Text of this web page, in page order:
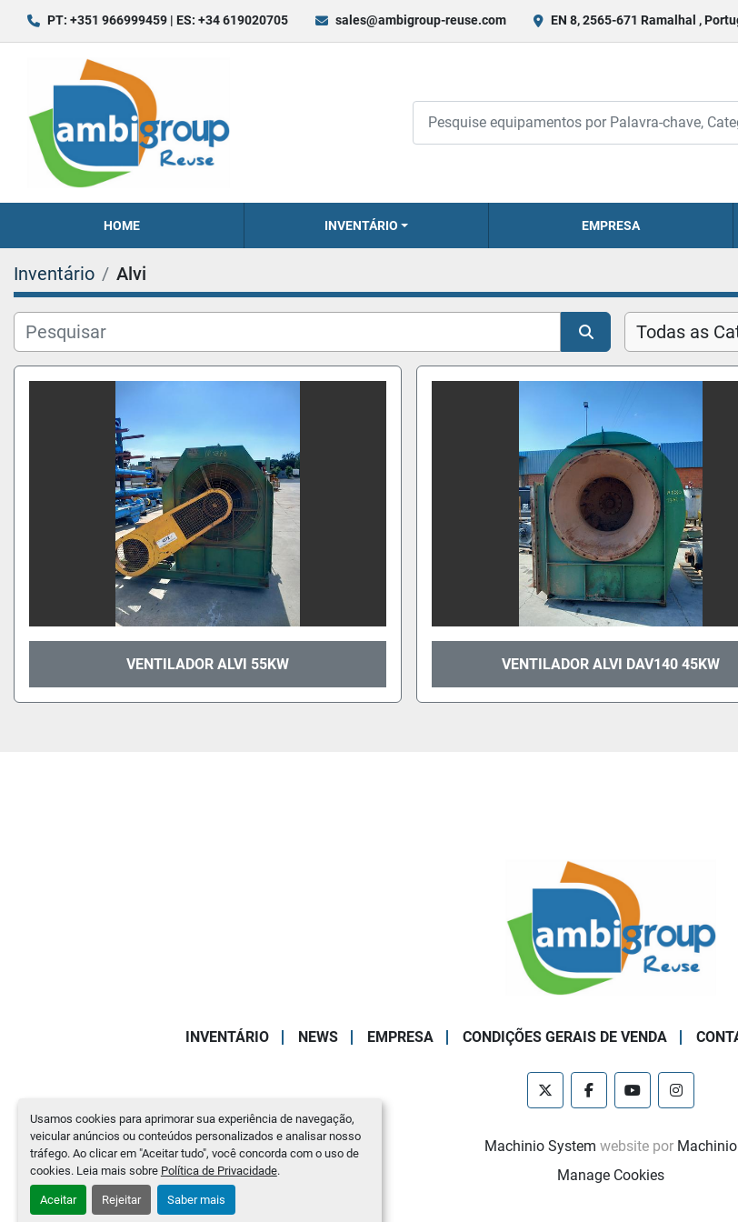
Usamos cookies para aprimorar sua experiência de navegação,
veicular anúncios ou conteúdos personalizados e analisar nosso
tráfego. Ao clicar em "Aceitar tudo", você concorda com o uso de
cookies. Leia mais sobre Política de Privacidade.
Aceitar Rejeitar Saber mais
PT: +351 966999459 | ES: +34 619020705 sales@ambigroup-reuse.com EN 8, 2565-671 Ramalhal ,
HOME INVENTÁRIO EMPRESA
Inventário Alvi
Todas as
VENTILADOR ALVI 55KW VENTILADOR ALVI DAV140 45KW
INVENTÁRIO NEWS EMPRESA CONDIÇÕES GERAIS DE VENDA
twitter facebookyoutubeinstagram
Machinio System website por Machinio
Manage Cookies